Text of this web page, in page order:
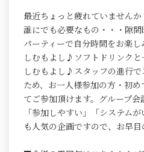
最近ちょっと疲れていません
誰にでも必要なもの・・・隙
パーティーで自分時間をお楽
しむもよし♪ソフトドリンク
しむもよし♪スタッフの進行で
ため、お一人様参加の方・初
てご参加頂けます。グループ会
「参加しやすい」「システム
も人気の企画ですので、お早目